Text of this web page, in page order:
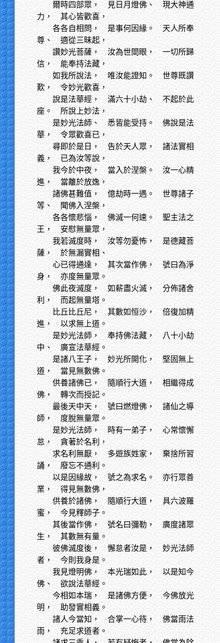
爾時四部眾，
見日月燈佛、 現大神通
力， 其心皆歡喜，
各各自相問，
是事何因緣。 天人所奉
尊、 適從三昧起，
讚妙光菩薩，
汝為世間眼， 一切所歸
信， 能奉持法藏，
如我所說法，
唯汝能證知。 世尊既讚
歎， 令妙光歡喜，
說是法華經，
滿六十小劫、 不起於此
座。 所說上妙法，
是妙光法師、
悉皆能受持。 佛說是法
華， 令眾歡喜已，
尋即於是日，
告於天人眾， 諸法實相
義， 已為汝等說，
我今於中夜，
當入於涅槃。 汝一心精
進， 當離於放逸，
諸佛甚難值，
億劫時一遇。 世尊諸子
等、 聞佛入涅槃，
各各懷悲惱，
佛滅一何速。 聖主法之
王， 安慰無量眾，
我若滅度時，
汝等勿憂怖， 是德藏菩
薩， 於無漏實相、
心已得通達，
其次當作佛， 號曰為淨
身， 亦度無量眾。
佛此夜滅度，
如薪盡火滅， 分佈諸舍
利， 而起無量塔。
比丘比丘尼， 其數如恒沙， 倍復加精
進， 以求無上道。
是妙光法師，
奉持佛法藏， 八十小劫
中、 廣宣法華經。
是諸八王子，
妙光所開化， 堅固無上
道， 當見無數佛。
供養諸佛已，
隨順行大道， 相繼得成
佛， 轉次而授記。
最後天中天，
號曰燃燈佛， 諸仙之導
師， 度脫無量眾。
是妙光法師，
時有一弟子， 心常懷懈
怠， 貪著於名利，
求名利無厭，
多遊族姓家， 棄捨所習
誦， 廢忘不通利。
以是因緣故，
號之為求名。 亦行眾善
業， 得見無數佛，
供養於諸佛，
隨順行大道， 具六波羅
蜜， 今見釋師子。
其後當作佛，
號名曰彌勒， 廣度諸眾
生， 其數無有量。
彼佛滅度後，
懈怠者汝是， 妙光法師
者， 今則我身是。
我見燈明佛，
本光瑞如此， 以是知今
佛、 欲說法華經。
今相如本瑞，
是諸佛方便， 今佛放光
明， 助發實相義。
諸人今當知，
合掌一心待， 佛當雨法
雨， 充足求道者。